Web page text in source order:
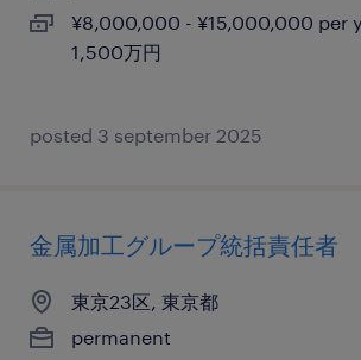
¥8,000,000 - ¥15,000,000 per
1,500万円
posted 3 september 2025
金属加工グループ統括責任者
東京23区, 東京都
permanent